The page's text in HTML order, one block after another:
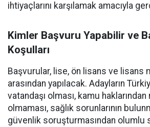
ihtiyaçlarını karşılamak amacıyla
Kimler Başvuru Yapabilir ve
Koşulları
Başvurular, lise, ön lisans ve lisans
arasından yapılacak. Adayların
vatandaşı olması, kamu
olmaması, sağlık sorunlarının
güvenlik soruşturmasından olumlu